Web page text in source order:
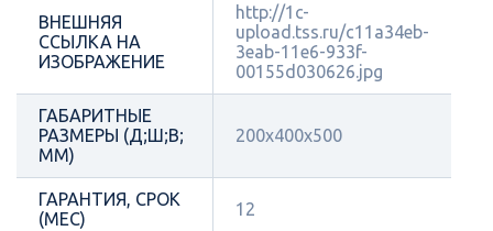
ВНЕШНЯЯ
ССЫЛКА НА
ИЗОБРАЖЕНИЕ
http://1c-
upload.tss.ru/c11a34eb-
3eab-11e6-933f-
00155d030626.jpg
ГАБАРИТНЫЕ
РАЗМЕРЫ (Д;Ш;В;
ММ)
200х400х500
ГАРАНТИЯ, СРОК
(МЕС)
12